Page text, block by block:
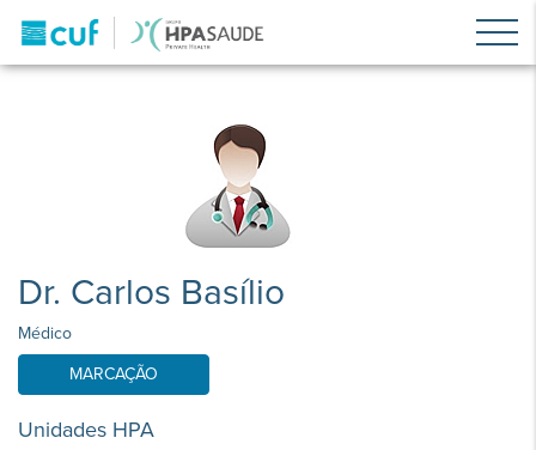
Dr. Carlos Basílio
Médico
MARCAÇÃO
Unidades HPA